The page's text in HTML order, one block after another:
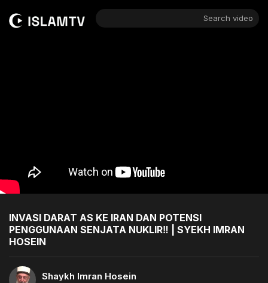
Search video
INVASI DARAT AS KE IRAN DAN POTENSI
PENGGUNAAN SENJATA NUKLIR‼️ | SYEKH IMRAN
HOSEIN
Shaykh Imran Hosein